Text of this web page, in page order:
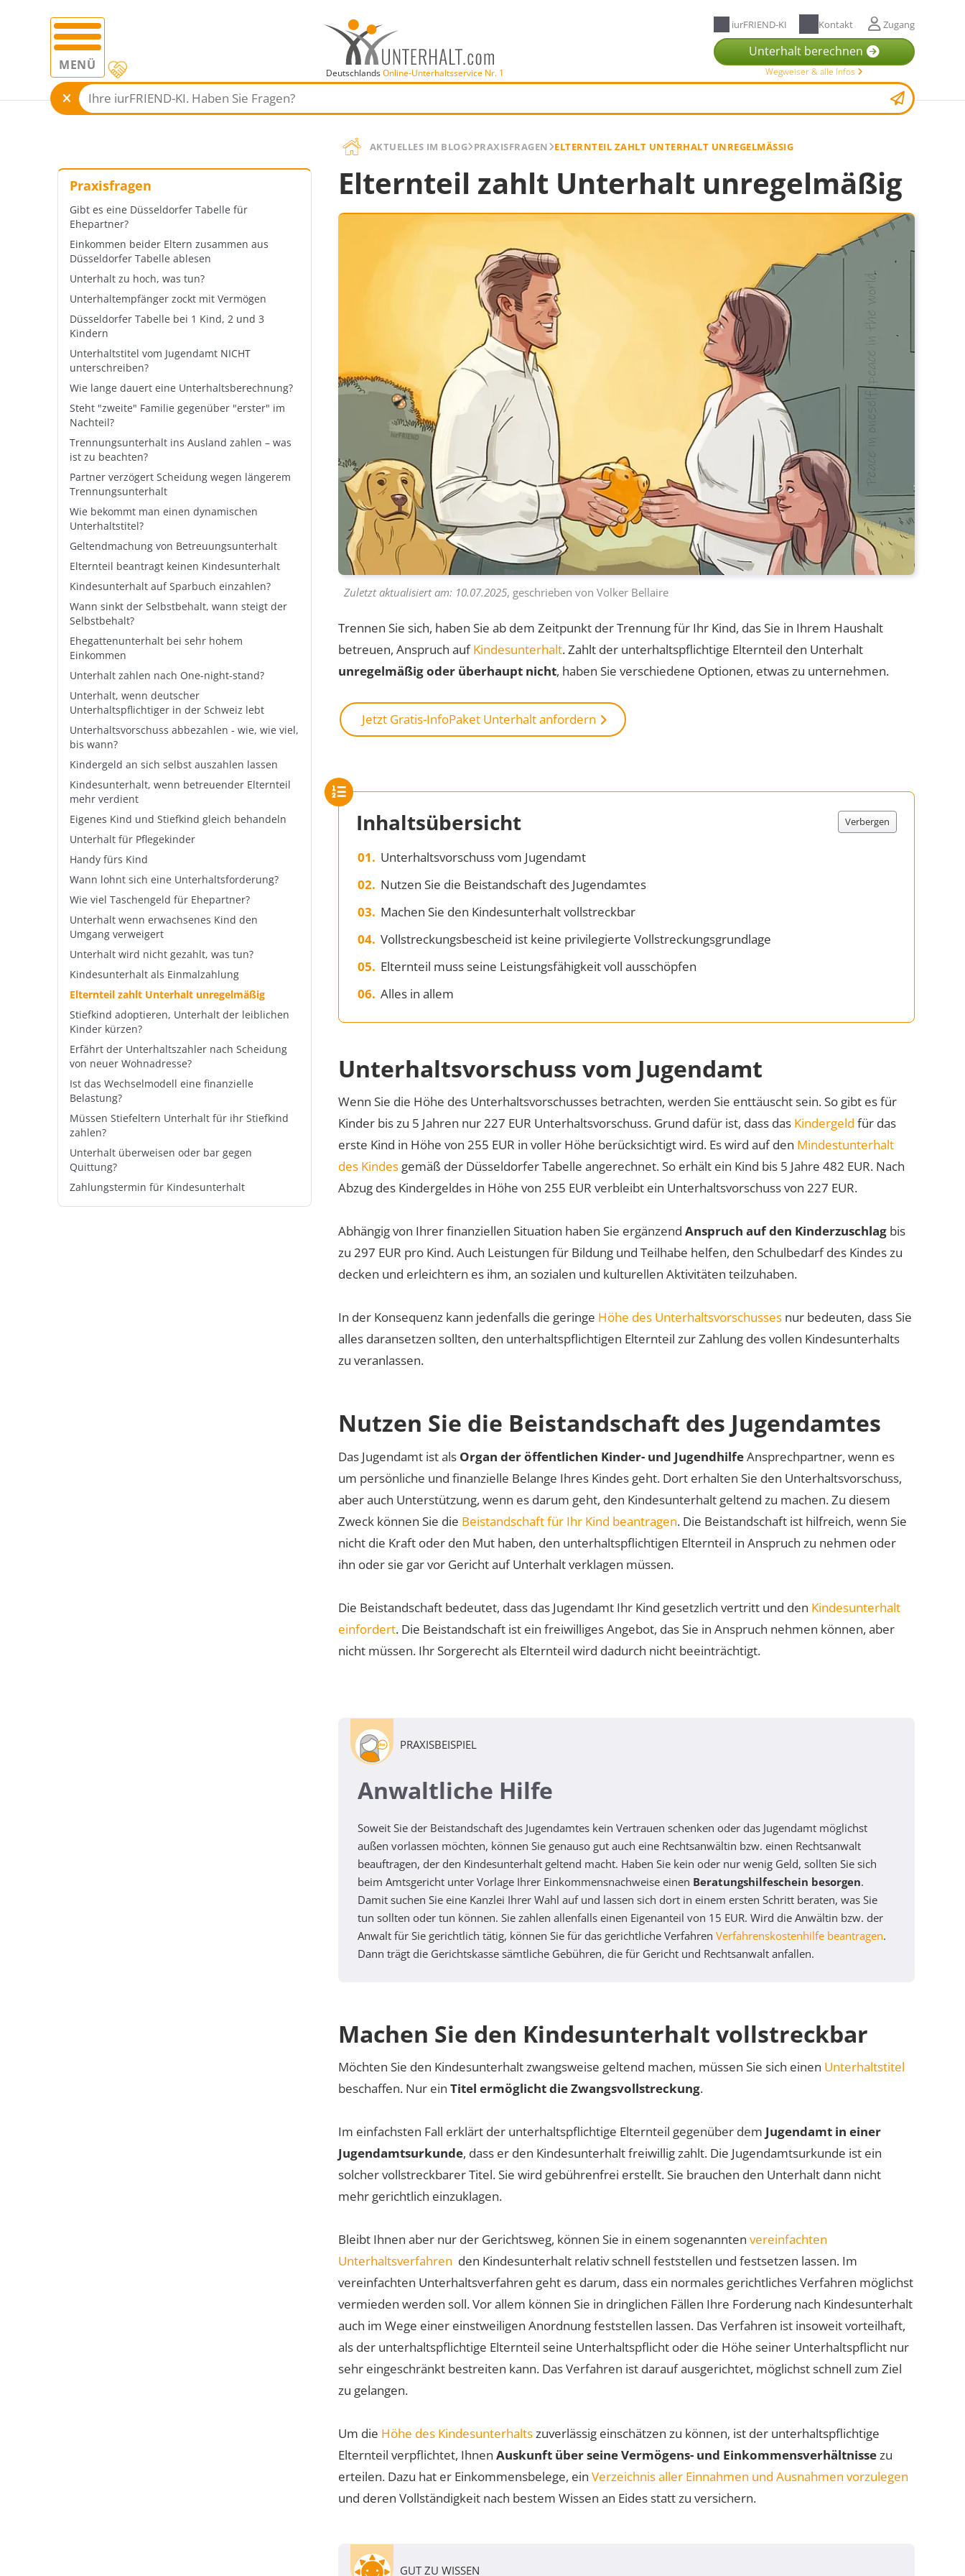
MENÜ DeutschlandsOnline-Unterhaltsservice Nr. 1
iurFRIEND-KI Kontakt Zugang
Unterhalt berechnen
Wegweiser & alle Infos
AKTUELLES IM BLOG PRAXISFRAGEN ELTERNTEIL ZAHLT UNTERHALT UNREGELMÄSSIG
Praxisfragen
Gibt es eine Düsseldorfer Tabelle für
Ehepartner?
Einkommen beider Eltern zusammen aus
Düsseldorfer Tabelle ablesen
Unterhalt zu hoch, was tun?
Unterhaltempfänger zockt mit Vermögen
Düsseldorfer Tabelle bei 1 Kind, 2 und 3
Kindern
Unterhaltstitel vom Jugendamt NICHT
unterschreiben?
Wie lange dauert eine Unterhaltsberechnung?
Steht "zweite" Familie gegenüber "erster" im
Nachteil?
Trennungsunterhalt ins Ausland zahlen – was
ist zu beachten?
Partner verzögert Scheidung wegen längerem
Trennungsunterhalt
Wie bekommt man einen dynamischen
Unterhaltstitel?
Geltendmachung von Betreuungsunterhalt
Elternteil beantragt keinen Kindesunterhalt
Kindesunterhalt auf Sparbuch einzahlen?
Wann sinkt der Selbstbehalt, wann steigt der
Selbstbehalt?
Ehegattenunterhalt bei sehr hohem
Einkommen
Unterhalt zahlen nach One-night-stand?
Unterhalt, wenn deutscher
Unterhaltspflichtiger in der Schweiz lebt
Unterhaltsvorschuss abbezahlen - wie, wie viel,
bis wann?
Kindergeld an sich selbst auszahlen lassen
Kindesunterhalt, wenn betreuender Elternteil
mehr verdient
Eigenes Kind und Stiefkind gleich behandeln
Unterhalt für Pflegekinder
Handy fürs Kind
Wann lohnt sich eine Unterhaltsforderung?
Wie viel Taschengeld für Ehepartner?
Unterhalt wenn erwachsenes Kind den
Umgang verweigert
Unterhalt wird nicht gezahlt, was tun?
Kindesunterhalt als Einmalzahlung
Elternteil zahlt Unterhalt unregelmäßig
Stiefkind adoptieren, Unterhalt der leiblichen
Kinder kürzen?
Erfährt der Unterhaltszahler nach Scheidung
von neuer Wohnadresse?
Ist das Wechselmodell eine finanzielle
Belastung?
Müssen Stiefeltern Unterhalt für ihr Stiefkind
zahlen?
Unterhalt überweisen oder bar gegen
Quittung?
Zahlungstermin für Kindesunterhalt
Elternteil zahlt Unterhalt unregelmäßig
Zuletzt aktualisiert am: 10.07.2025, geschrieben vonVolker Bellaire
Trennen Sie sich, haben Sie ab dem Zeitpunkt der Trennung für Ihr Kind, das Sie in Ihrem Haushalt
betreuen, Anspruch aufKindesunterhalt. Zahlt der unterhaltspflichtige Elternteil den Unterhalt
unregelmäßig oder überhaupt nicht, haben Sie verschiedene Optionen, etwas zu unternehmen.
Jetzt Gratis-InfoPaket Unterhalt anfordern
Inhaltsübersicht Verbergen
Unterhaltsvorschuss vom Jugendamt
Nutzen Sie die Beistandschaft des Jugendamtes
Machen Sie den Kindesunterhalt vollstreckbar
Vollstreckungsbescheid ist keine privilegierte Vollstreckungsgrundlage
Elternteil muss seine Leistungsfähigkeit voll ausschöpfen
Alles in allem
Unterhaltsvorschuss vom Jugendamt
Wenn Sie die Höhe des Unterhaltsvorschusses betrachten, werden Sie enttäuscht sein. So gibt es für
Kinder bis zu 5 Jahren nur 227 EUR Unterhaltsvorschuss. Grund dafür ist, dass das Kindergeld für das
erste Kind in Höhe von 255 EUR in voller Höhe berücksichtigt wird. Es wird auf den Mindestunterhalt
des Kindes gemäß der Düsseldorfer Tabelle angerechnet. So erhält ein Kind bis 5 Jahre 482 EUR. Nach
Abzug des Kindergeldes in Höhe von 255 EUR verbleibt ein Unterhaltsvorschuss von 227 EUR.
Abhängig von Ihrer finanziellen Situation haben Sie ergänzendAnspruch auf den Kinderzuschlag bis
zu 297 EUR pro Kind. Auch Leistungen für Bildung und Teilhabe helfen, den Schulbedarf des Kindes zu
decken und erleichtern es ihm, an sozialen und kulturellen Aktivitäten teilzuhaben.
In der Konsequenz kann jedenfalls die geringe Höhe des Unterhaltsvorschusses nur bedeuten, dass Sie
alles daransetzen sollten, den unterhaltspflichtigen Elternteil zur Zahlung des vollen Kindesunterhalts
zu veranlassen.
Nutzen Sie die Beistandschaft des Jugendamtes
Das Jugendamt ist als Organ der öffentlichen Kinder- und JugendhilfeAnsprechpartner, wenn es
um persönliche und finanzielle Belange Ihres Kindes geht. Dort erhalten Sie den Unterhaltsvorschuss,
aber auch Unterstützung, wenn es darum geht, den Kindesunterhalt geltend zu machen. Zu diesem
Zweck können Sie die Beistandschaft für Ihr Kind beantragen. Die Beistandschaft ist hilfreich, wenn Sie
nicht die Kraft oder den Mut haben, den unterhaltspflichtigen Elternteil in Anspruch zu nehmen oder
ihn oder sie gar vor Gericht auf Unterhalt verklagen müssen.
Die Beistandschaft bedeutet, dass das Jugendamt Ihr Kind gesetzlich vertritt und den Kindesunterhalt
einfordert. Die Beistandschaft ist ein freiwilliges Angebot, das Sie in Anspruch nehmen können, aber
nicht müssen. Ihr Sorgerecht als Elternteil wird dadurch nicht beeinträchtigt.
PRAXISBEISPIEL
Anwaltliche Hilfe
Soweit Sie der Beistandschaft des Jugendamtes kein Vertrauen schenken oder das Jugendamt möglichst
außen vorlassen möchten, können Sie genauso gut auch eine Rechtsanwältin bzw. einen Rechtsanwalt
beauftragen, der den Kindesunterhalt geltend macht. Haben Sie kein oder nur wenig Geld, sollten Sie sich
beim Amtsgericht unter Vorlage Ihrer Einkommensnachweise einen Beratungshilfeschein besorgen.
Damit suchen Sie eine Kanzlei Ihrer Wahl auf und lassen sich dort in einem ersten Schritt beraten, was Sie
tun sollten oder tun können. Sie zahlen allenfalls einen Eigenanteil von 15 EUR. Wird die Anwältin bzw. der
Anwalt für Sie gerichtlich tätig, können Sie für das gerichtliche VerfahrenVerfahrenskostenhilfe beantragen.
Dann trägt die Gerichtskasse sämtliche Gebühren, die für Gericht und Rechtsanwalt anfallen.
Machen Sie den Kindesunterhalt vollstreckbar
Möchten Sie den Kindesunterhalt zwangsweise geltend machen, müssen Sie sich einen Unterhaltstitel
beschaffen. Nur einTitel ermöglicht die Zwangsvollstreckung.
Im einfachsten Fall erklärt der unterhaltspflichtige Elternteil gegenüber dem Jugendamt in einer
Jugendamtsurkunde, dass er den Kindesunterhalt freiwillig zahlt. Die Jugendamtsurkunde ist ein
solcher vollstreckbarer Titel. Sie wird gebührenfrei erstellt. Sie brauchen den Unterhalt dann nicht
mehr gerichtlich einzuklagen.
Bleibt Ihnen aber nur der Gerichtsweg, können Sie in einem sogenanntenvereinfachten
Unterhaltsverfahren den Kindesunterhalt relativ schnell feststellen und festsetzen lassen. Im
vereinfachten Unterhaltsverfahren geht es darum, dass ein normales gerichtliches Verfahren möglichst
vermieden werden soll. Vor allem können Sie in dringlichen Fällen Ihre Forderung nach Kindesunterhalt
auch im Wege einer einstweiligen Anordnung feststellen lassen. Das Verfahren ist insoweit vorteilhaft,
als der unterhaltspflichtige Elternteil seine Unterhaltspflicht oder die Höhe seiner Unterhaltspflicht nur
sehr eingeschränkt bestreiten kann. Das Verfahren ist darauf ausgerichtet, möglichst schnell zum Ziel
zu gelangen.
Um die Höhe des Kindesunterhaltszuverlässig einschätzen zu können, ist der unterhaltspflichtige
Elternteil verpflichtet, IhnenAuskunft über seine Vermögens- und Einkommensverhältnissezu
erteilen. Dazu hat er Einkommensbelege, einVerzeichnis aller Einnahmen und Ausnahmen vorzulegen
und deren Vollständigkeit nach bestem Wissen an Eides statt zu versichern.
GUT ZU WISSEN